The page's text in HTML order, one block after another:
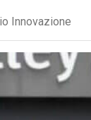
Innovazione